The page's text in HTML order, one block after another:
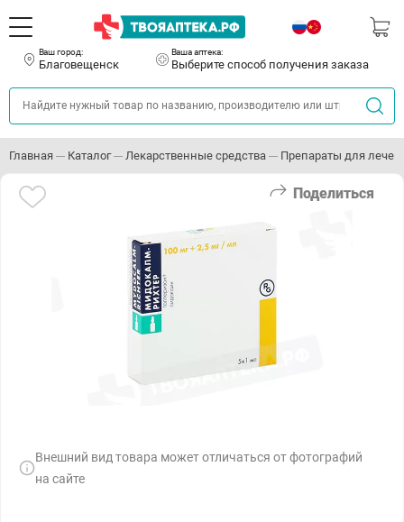
Ваш город:
Благовещенск
Ваша аптека:
Выберите способ получения заказа
Главная Каталог Лекарственные средства Препараты для
Поделиться
Внешний вид товара может отличаться от фотографий
на сайте